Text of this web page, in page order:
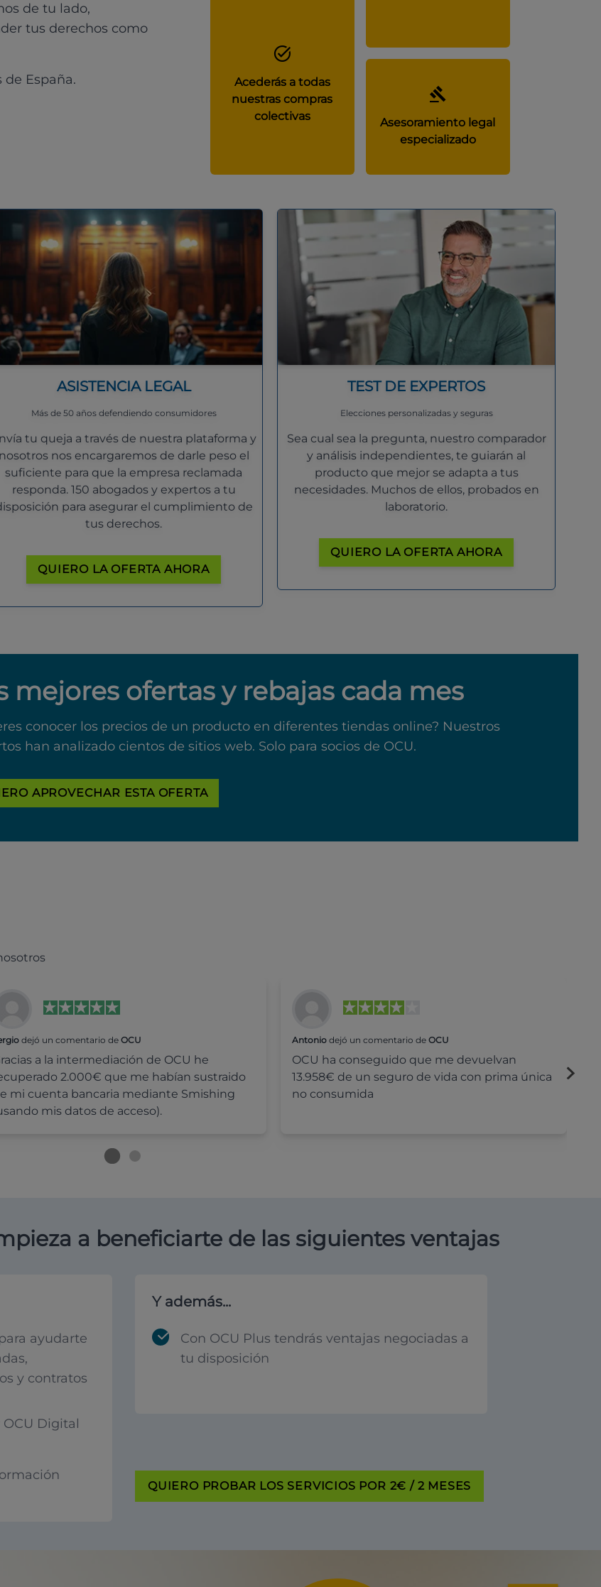
de tu lado,
tus derechos como
España.
Acederás a todas
nuestras compras
colectivas
Asesoramiento legal
especializado
ASISTENCIA LEGAL
Más de 50 años defendiendo consumidores
tu queja a través de nuestra plataforma y
nosotros nos encargaremos de darle peso el
suficiente para que la empresa reclamada
responda. 150 abogados y expertos a tu
para asegurar el cumplimiento de
tus derechos.
QUIERO LA OFERTA AHORA
TEST DE EXPERTOS
Elecciones personalizadas y seguras
Sea cual sea la pregunta, nuestro comparador
y análisis independientes, te guiarán al
producto que mejor se adapta a tus
necesidades. Muchos de ellos, probados en
laboratorio.
QUIERO LA OFERTA AHORA
mejores ofertas y rebajas cada mes
conocer los precios de un producto en diferentes tiendas online? Nuestros
han analizado cientos de sitios web. Solo para socios de OCU.
APROVECHAR ESTA OFERTA
dejó un comentario de OCU
a la intermediación de OCU he
2.000€ que me habían sustraido
mi cuenta bancaria mediante Smishing
mis datos de acceso).
Antonio dejó un comentario deOCU
OCU ha conseguido que me devuelvan
13.958€ de un seguro de vida con prima única
no consumida
a beneficiarte de las siguientes ventajas
ayudarte
y contratos
Digital
Y además...
Con OCU Plus tendrás ventajas negociadas a
tu disposición
QUIERO PROBAR LOS SERVICIOS POR 2€ / 2 MESES